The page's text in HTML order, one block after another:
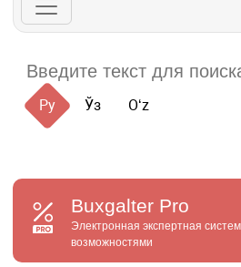
Ру Ўз Oʻz
Buxgalter Pro
Электронная экспертная
возможностями